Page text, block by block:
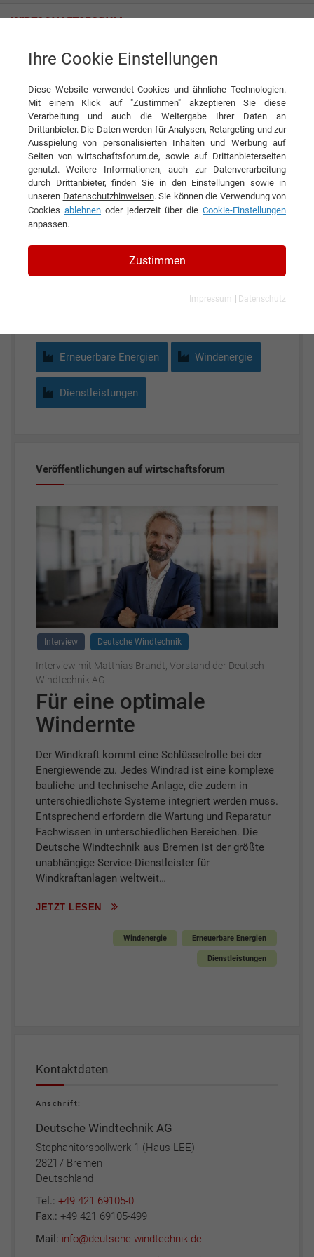
Deutsche Windtechnik AG
KONTAKT
Deutsche Windtechnik AG
Erneuerbare Energien Windenergie
Dienstleistungen
Veröffentlichungen auf wirtschaftsforum
Interview Deutsche Windtechnik
Interview mit Matthias Brandt, Vorstand der Deutsch
Windtechnik AG
Für eine optimale
Windernte
Der Windkraft kommt eine Schlüsselrolle bei der
Energiewende zu. Jedes Windrad ist eine komplexe
bauliche und technische Anlage, die zudem in
unterschiedlichste Systeme integriert werden muss.
Entsprechend erfordern die Wartung und Reparatur
Fachwissen in unterschiedlichen Bereichen. Die
Deutsche Windtechnik aus Bremen ist der größte
unabhängige Service-Dienstleister für
Windkraftanlagen weltweit…
JETZT LESEN
Windenergie Erneuerbare Energien
Dienstleistungen
Kontaktdaten
Anschrift:
Deutsche Windtechnik AG
Stephanitorsbollwerk 1 (Haus LEE)
28217 Bremen
Deutschland
Tel.: +49 421 69105-0
Fax.: +49 421 69105-499
Mail: info@deutsche-windtechnik.de
Ihre Cookie Einstellungen
Diese Website verwendet Cookies und ähnliche Technologien.
Mit einem Klick auf "Zustimmen" akzeptieren Sie diese
Verarbeitung und auch die Weitergabe Ihrer Daten an
Drittanbieter. Die Daten werden für Analysen, Retargeting und zur
Ausspielung von personalisierten Inhalten und Werbung auf
Seiten von wirtschaftsforum.de, sowie auf Drittanbieterseiten
genutzt. Weitere Informationen, auch zur Datenverarbeitung
durch Drittanbieter, finden Sie in den Einstellungen sowie in
unseren Datenschutzhinweisen. Sie können die Verwendung von
Cookies ablehnen oder jederzeit über die Cookie-Einstellungen
anpassen.
Zustimmen
Impressum | Datenschutz